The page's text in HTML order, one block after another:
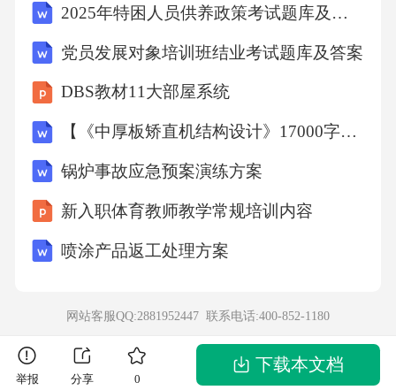
P要求记录稀配罐的温度，仅标注“正常”；
（2）灌装机在灌装过程中出现1次卡瓶，操作
人员自行清理后继续生产，未记录偏差；（3）
打印记录显示温度波动超过±2℃（工艺要求
±1℃），但操作人员未报告，直接更换记录仪
后补打了一份“合格”记录；（4）QA在审核批记
录时发现，活性炭的称量记录中，称量人签名
0分）2.针对每个不符合项，提出至少1项纠正与
2025年特困人员供养政策考试题库及答案
党员发展对象培训班结业考试题库及答案
DBS教材11大部屋系统
【《中厚板矫直机结构设计》17000字（论文）】
锅炉事故应急预案演练方案
新入职体育教师教学常规培训内容
喷涂产品返工处理方案
网站客服QQ:2881952447 联系电话:400-852-1180
举报 分享 0
下载本文档